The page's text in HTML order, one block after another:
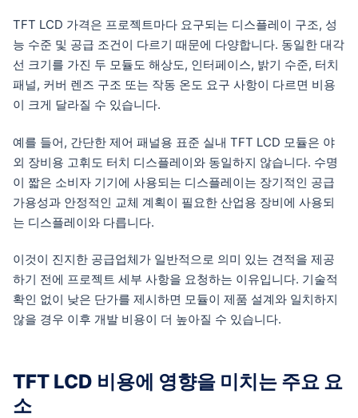
TFT LCD 가격은 프로젝트마다 요구되는 디스플레이 구조, 성
능 수준 및 공급 조건이 다르기 때문에 다양합니다. 동일한 대각
선 크기를 가진 두 모듈도 해상도, 인터페이스, 밝기 수준, 터치
패널, 커버 렌즈 구조 또는 작동 온도 요구 사항이 다르면 비용
이 크게 달라질 수 있습니다.
예를 들어, 간단한 제어 패널용 표준 실내 TFT LCD 모듈은 야
외 장비용 고휘도 터치 디스플레이와 동일하지 않습니다. 수명
이 짧은 소비자 기기에 사용되는 디스플레이는 장기적인 공급
가용성과 안정적인 교체 계획이 필요한 산업용 장비에 사용되
는 디스플레이와 다릅니다.
이것이 진지한 공급업체가 일반적으로 의미 있는 견적을 제공
하기 전에 프로젝트 세부 사항을 요청하는 이유입니다. 기술적
확인 없이 낮은 단가를 제시하면 모듈이 제품 설계와 일치하지
않을 경우 이후 개발 비용이 더 높아질 수 있습니다.
TFT LCD 비용에 영향을 미치는 주요 요
소